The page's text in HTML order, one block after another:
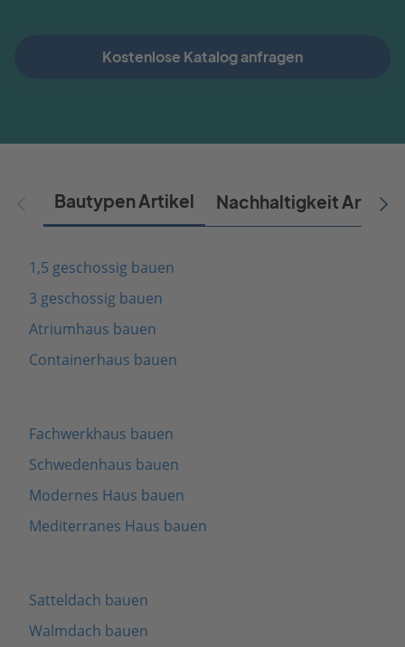
Kostenlose Katalog anfragen
Bautypen Artikel Nachhaltigkeit Artikel
1,5 geschossig bauen
3 geschossig bauen
Atriumhaus bauen
Containerhaus bauen
Fachwerkhaus bauen
Schwedenhaus bauen
Modernes Haus bauen
Mediterranes Haus bauen
Satteldach bauen
Walmdach bauen